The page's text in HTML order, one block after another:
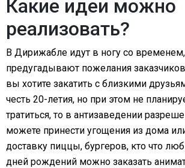
Какие идеи можно
реализовать?
В Дирижабле идут в ногу со
предугадывают пожелания
вы хотите закатить с близкими
честь 20-летия, но при этом не
тратиться, то в антизаведении
можете принести угощения из дома
доставку пиццы, бургеров, кто что
дней рождений можно заказать